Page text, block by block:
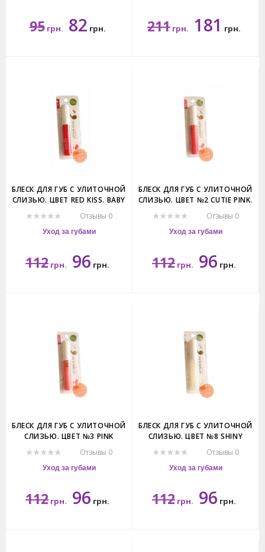
95 грн. 82 грн. 211 грн. 181 грн.
БЛЕСК ДЛЯ ГУБ С УЛИТОЧНОЙ
СЛИЗЬЮ. ЦВЕТ RED KISS. BABY
Отзывы 0
Уход за губами
112 грн. 96 грн.
БЛЕСК ДЛЯ ГУБ С УЛИТОЧНОЙ
СЛИЗЬЮ. ЦВЕТ №2 CUTIE PINK.
Отзывы 0
Уход за губами
112 грн. 96 грн.
БЛЕСК ДЛЯ ГУБ С УЛИТОЧНОЙ
СЛИЗЬЮ. ЦВЕТ №3 PINK
SNAIL GLOSS.
Отзывы 0
Уход за губами
112 грн. 96 грн.
БЛЕСК ДЛЯ ГУБ С УЛИТОЧНОЙ
СЛИЗЬЮ. ЦВЕТ №8 SHINY
GLOSS.
Отзывы 0
Уход за губами
112 грн. 96 грн.